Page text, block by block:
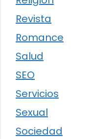
Revista
Romance
Salud
SEO
Servicios
Sexual
Sociedad